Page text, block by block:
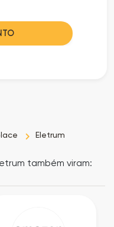
Eletrum
também viram: